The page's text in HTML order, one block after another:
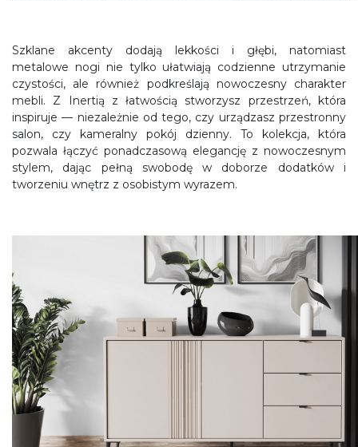
Szklane akcenty dodają lekkości i głębi, natomiast
metalowe nogi nie tylko ułatwiają codzienne utrzymanie
czystości, ale również podkreślają nowoczesny charakter
mebli. Z Inertią z łatwością stworzysz przestrzeń, która
inspiruje — niezależnie od tego, czy urządzasz przestronny
salon, czy kameralny pokój dzienny. To kolekcja, która
pozwala łączyć ponadczasową elegancję z nowoczesnym
stylem, dając pełną swobodę w doborze dodatków i
tworzeniu wnętrz z osobistym wyrazem.